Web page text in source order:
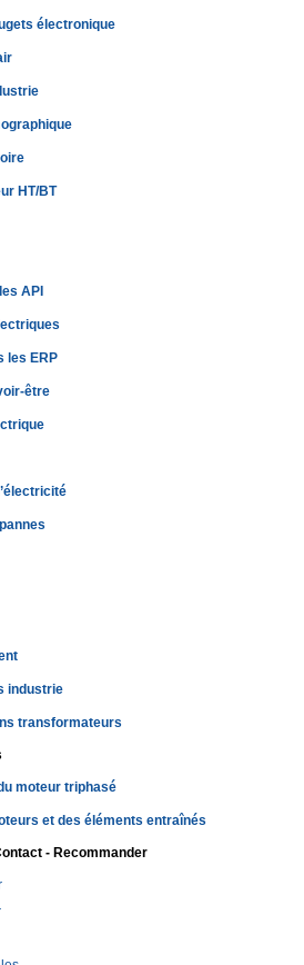
électronique
HT/BT
API
les ERP
être
industrie
transformateurs
moteur triphasé
et des éléments entraînés
- Recommander